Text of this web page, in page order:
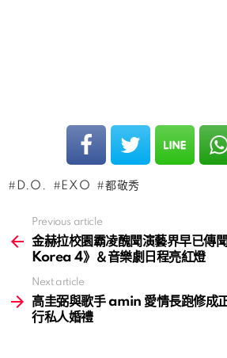
D.O. EXO 都敬秀
more
Previous article
金赫拉校園霸凌醜聞演藝界早已傳
Korea 4》＆音樂劇日程亮紅燈
Next article
高圭弼與歌手 amin 愛情長跑修成
行私人婚禮